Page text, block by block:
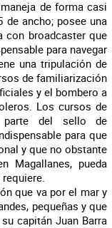
de forma casi
de ancho; posee una
con broadcaster que
para navegar
una tripulación de
de familiarización
y el bombero a
Los cursos de
parte del sello de
para que
y que no obstante
Magallanes, pueda
que va por el mar y
pequeñas y que
capitán Juan Barra